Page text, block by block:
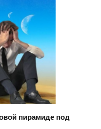
пирамиде под